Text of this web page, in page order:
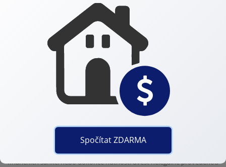
V neposlední řadě vytvořte s budoucím dodavatelem smlouvu, která
jasně specifikuje rozsah práce, časový rámec a cenu. Toto dodává
oběma stranám jistotu.
NEDODRŽOVÁNÍ STAVEBNÍCH PŘEDPISŮ A NOREM
V České republice existuje řada stavebních předpisů a norem, které je
nutné dodržovat. Z těchto předpisů a norem plynou povinnosti ať už
firem provádějících rekonstrukci, nebo samotných majitelů
Porušení těchto předpisů může vést k vážným problémům včetně
finančních sankcí nebo dokonce nutnosti uvést nelegálně provedenou
Spočítat ZDARMA